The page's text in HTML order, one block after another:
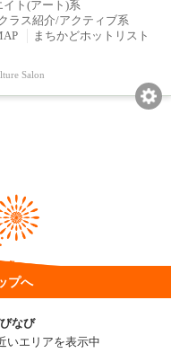
ト(アート)系
ラス紹介/アクティブ系
まちかどホットリスト
Salon
プへ
なび
いエリアを表示中